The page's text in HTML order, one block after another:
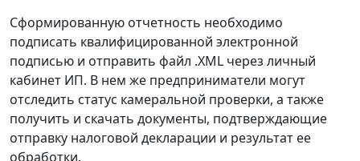
Сформированную отчетность необходимо
подписать квалифицированной электронной
подписью и отправить файл .XML через личный
кабинет ИП. В нем же предприниматели могут
отследить статус камеральной проверки, а также
получить и скачать документы, подтверждающие
отправку налоговой декларации и результат ее
обработки.